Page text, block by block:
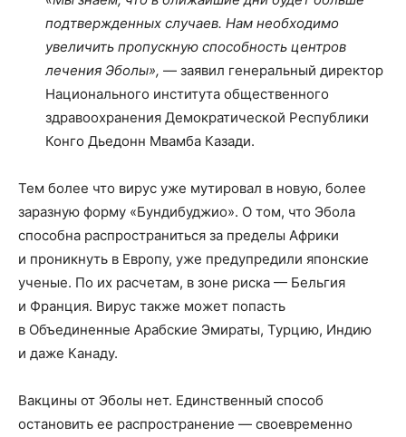
подтвержденных случаев. Нам необходимо
увеличить пропускную способность центров
лечения Эболы», — заявил генеральный директор
Национального института общественного
здравоохранения Демократической Республики
Конго Дьедонн Мвамба Казади.
Тем более что вирус уже мутировал в новую, более
заразную форму «Бундибуджио». О том, что Эбола
способна распространиться за пределы Африки
и проникнуть в Европу, уже предупредили японские
ученые. По их расчетам, в зоне риска — Бельгия
и Франция. Вирус также может попасть
в Объединенные Арабские Эмираты, Турцию, Индию
и даже Канаду.
Вакцины от Эболы нет. Единственный способ
остановить ее распространение — своевременно